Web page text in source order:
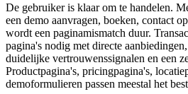
De gebruiker is klaar om te handelen.
een demo aanvragen, boeken, contact
wordt een paginamismatch duur.
pagina's nodig met directe
duidelijke vertrouwenssignalen en een
Productpagina's, pricingpagina's,
demoformulieren passen meestal het